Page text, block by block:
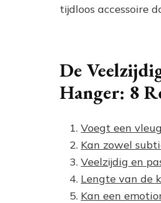
tijdloos accessoire
De
Hanger: 8
Voegt een
Kan zowel
Veelzijdig en
Lengte van de
Kan een